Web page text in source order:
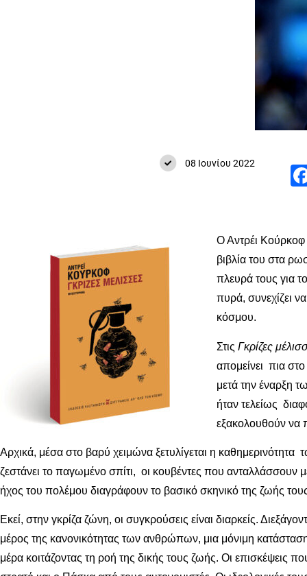
08 Ιουνίου 2022
Ο Αντρέι Κούρκοφ
βιβλία του στα
πλευρά τους για
πυρά, συνεχίζει
κόσμου.
Στις Γκρίζες
απομείνει πια
μετά την έναρξη
ήταν τελείως
εξακολουθούν να
Αρχικά, μέσα στο βαρύ χειμώνα ξετυλίγεται η
ζεστάνει το παγωμένο σπίτι, οι κουβέντες που ανταλλάσσουν
ήχος του πολέμου διαγράφουν το βασικό σκηνικό της ζωής
Εκεί, στην γκρίζα ζώνη, οι συγκρούσεις είναι διαρκείς.
μέρος της κανονικότητας των ανθρώπων, μια μόνιμη
μέρα κοιτάζοντας τη ροή της δικής τους ζωής. Οι επισκέψεις